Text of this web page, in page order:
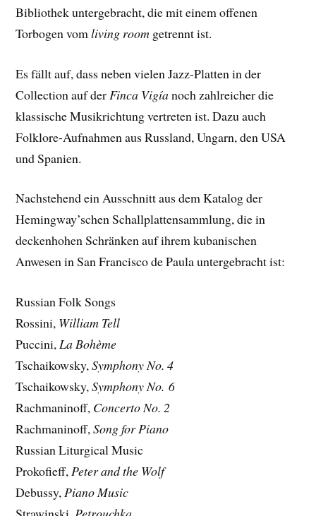
Bibliothek untergebracht, die mit einem offenen
Torbogen vomliving room getrennt ist.
Es fällt auf, dass neben vielen Jazz-Platten in der
Collection auf der Finca Vigíanoch zahlreicher die
klassische Musikrichtung vertreten ist. Dazu auch
Folklore-Aufnahmen aus Russland, Ungarn, den USA
und Spanien.
Nachstehend ein Ausschnitt aus dem Katalog der
Hemingway’schen Schallplattensammlung, die in
deckenhohen Schränken auf ihrem kubanischen
Anwesen in San Francisco de Paula untergebracht ist:
Russian Folk Songs
Rossini, William Tell
Puccini,La Bohème
Tschaikowsky,Symphony No. 4
Tschaikowsky,Symphony No. 6
Rachmaninoff, Concerto No. 2
Rachmaninoff,Song for Piano
Russian Liturgical Music
Prokofieff,Peter and the Wolf
Debussy,Piano Music